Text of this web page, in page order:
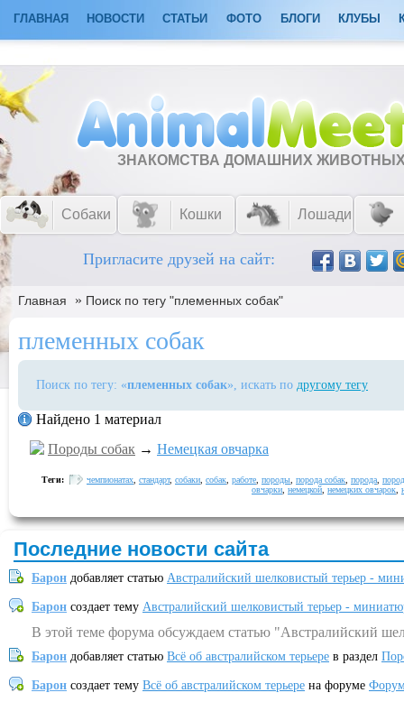
ГЛАВНАЯ НОВОСТИ СТАТЬИ ФОТО БЛОГИ КЛУБЫ
ЗНАКОМСТВА ДОМАШНИХ
Собаки Кошки Лошади
Пригласите друзей на сайт:
Главная » Поиск по тегу "племенных собак"
племенных собак
Поиск по тегу: «племенных собак», искать по другому тегу
Найдено 1 материал
Породы собак → Немецкая овчарка
Теги: чемпионатах стандарт, собаки собак работе породы порода собак порода пород
овчарки немецкой немецких овчарок
Последние новости сайта
Барон добавляет статью Австралийский шелковистый терьер -
Барон создает тему Австралийский шелковистый терьер -
В этой теме форума обсуждаем статью "Австралийский
Барон добавляет статью Всё об австралийском терьере в раздел
Барон создает тему Всё об австралийском терьере на форуме